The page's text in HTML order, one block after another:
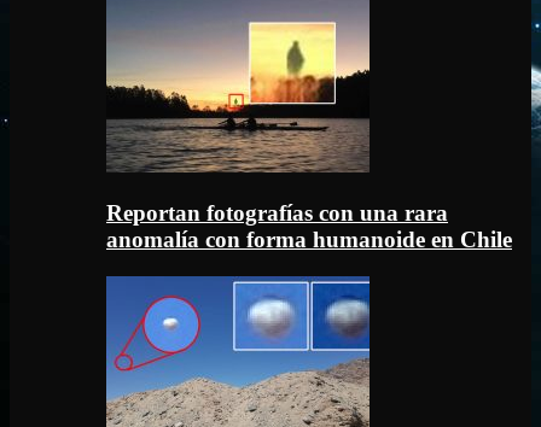
Reportan fotografías con una rara
anomalía con forma humanoide en Chile